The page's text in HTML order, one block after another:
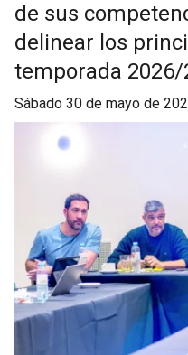
de sus
delinear los
temporada 2026/
sábado 30 de mayo de